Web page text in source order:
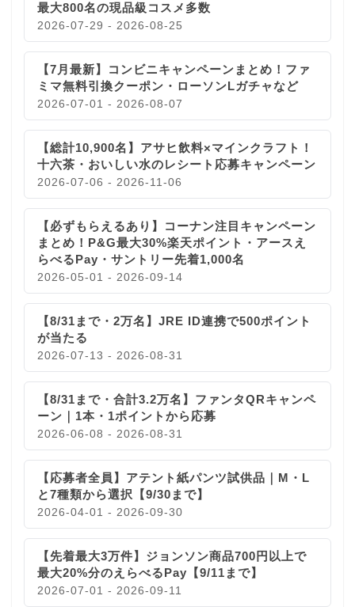
最大800名の現品級コスメ多数
2026-07-29 - 2026-08-25
【7月最新】コンビニキャンペーンまとめ！ファ
ミマ無料引換クーポン・ローソンLガチャなど
2026-07-01 - 2026-08-07
【総計10,900名】アサヒ飲料×マインクラフト！
十六茶・おいしい水のレシート応募キャンペーン
2026-07-06 - 2026-11-06
【必ずもらえるあり】コーナン注目キャンペーン
まとめ！P&G最大30%楽天ポイント・アースえ
らべるPay・サントリー先着1,000名
2026-05-01 - 2026-09-14
【8/31まで・2万名】JRE ID連携で500ポイント
が当たる
2026-07-13 - 2026-08-31
【8/31まで・合計3.2万名】ファンタQRキャンペ
ーン｜1本・1ポイントから応募
2026-06-08 - 2026-08-31
【応募者全員】アテント紙パンツ試供品｜M・L
と7種類から選択【9/30まで】
2026-04-01 - 2026-09-30
【先着最大3万件】ジョンソン商品700円以上で
最大20%分のえらべるPay【9/11まで】
2026-07-01 - 2026-09-11